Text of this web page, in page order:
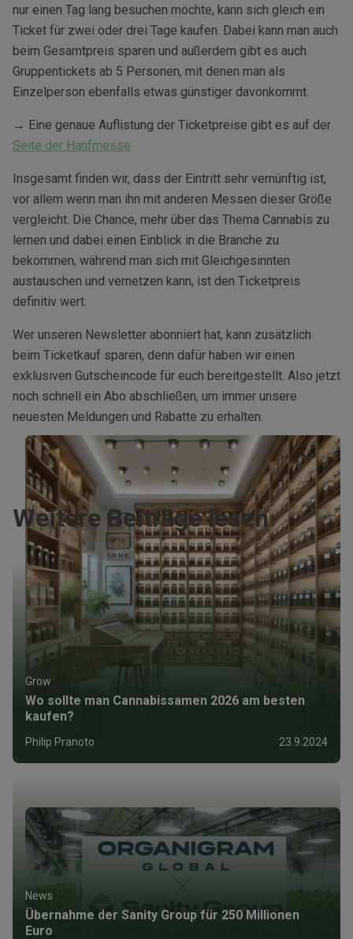
nur einen Tag lang besuchen möchte, kann sich gleich ein
Ticket für zwei oder drei Tage kaufen. Dabei kann man auch
beim Gesamtpreis sparen und außerdem gibt es auch
Gruppentickets ab 5 Personen, mit denen man als
Einzelperson ebenfalls etwas günstiger davonkommt.
→ Eine genaue Auflistung der Ticketpreise gibt es auf der
Seite der Hanfmesse
Insgesamt finden wir, dass der Eintritt sehr vernünftig ist,
vor allem wenn man ihn mit anderen Messen dieser Größe
vergleicht. Die Chance, mehr über das Thema Cannabis zu
lernen und dabei einen Einblick in die Branche zu
bekommen, während man sich mit Gleichgesinnten
austauschen und vernetzen kann, ist den Ticketpreis
definitiv wert.
Wer unseren Newsletter abonniert hat, kann zusätzlich
beim Ticketkauf sparen, denn dafür haben wir einen
exklusiven Gutscheincode für euch bereitgestellt. Also jetzt
noch schnell ein Abo abschließen, um immer unsere
neuesten Meldungen und Rabatte zu erhalten.
Weitere Beiträge lesen
Grow
Wo sollte man Cannabissamen 2026 am besten
kaufen?
Philip Pranoto 23.9.2024
News
Übernahme der Sanity Group für 250 Millionen
Euro